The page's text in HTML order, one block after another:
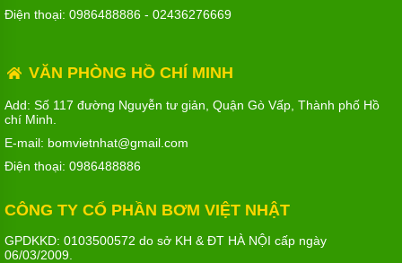
Điện thoại: 0986488886 - 02436276669
VĂN PHÒNG HỒ CHÍ MINH
Add: Số 117 đường Nguyễn tư giản, Quận Gò Vấp, Thành phố Hồ
chí Minh.
E-mail: bomvietnhat@gmail.com
Điện thoại: 0986488886
CÔNG TY CỔ PHẦN BƠM VIỆT NHẬT
GPDKKD: 0103500572 do sở KH & ĐT HÀ NỘI cấp ngày
06/03/2009.